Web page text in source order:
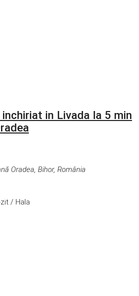
in Livada la 5 min
Oradea, Bihor, România
/ Hala